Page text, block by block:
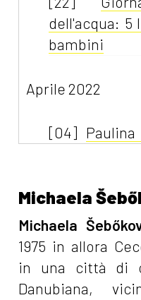
dell'acqua: 5
bambini
Aprile 2022
[04]
Dicembre 2021
[15]7 libri
giovani
Michaela
Michaela
1975 in allora
in una città di
Danubiana,